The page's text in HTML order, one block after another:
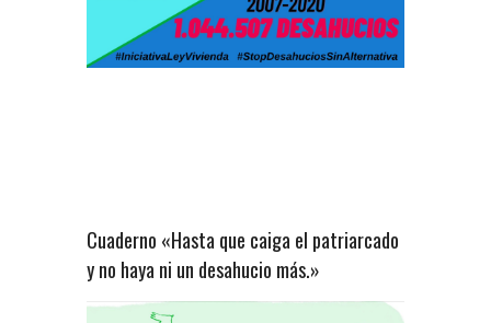
Cuaderno «Hasta que caiga el patriarcado
y no haya ni un desahucio más.»